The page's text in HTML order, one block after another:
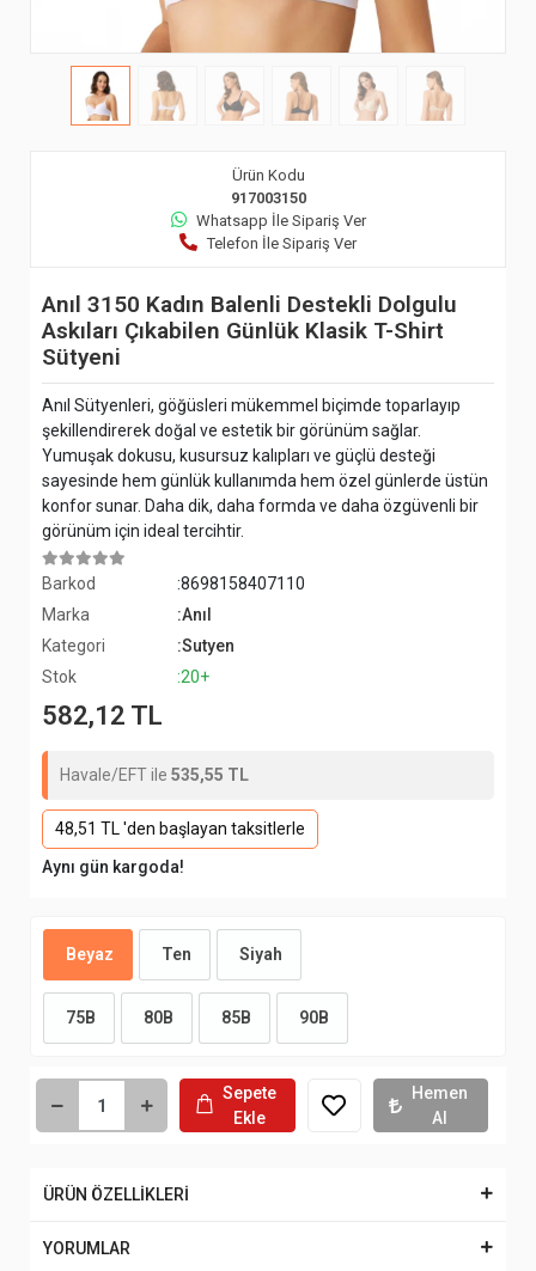
Ürün Kodu
917003150
Whatsapp İle Sipariş Ver
Telefon İle Sipariş Ver
Anıl 3150 Kadın Balenli Destekli Dolgulu
Askıları Çıkabilen Günlük Klasik T-Shirt
Sütyeni
Anıl Sütyenleri, göğüsleri mükemmel biçimde toparlayıp
şekillendirerek doğal ve estetik bir görünüm sağlar.
Yumuşak dokusu, kusursuz kalıpları ve güçlü desteği
sayesinde hem günlük kullanımda hem özel günlerde üstün
konfor sunar. Daha dik, daha formda ve daha özgüvenli bir
görünüm için ideal tercihtir.
Barkod
:8698158407110
Marka
:Anıl
Kategori
:Sutyen
Stok
:20+
582,12 TL
Havale/EFT ile 535,55 TL
48,51 TL 'den başlayan taksitlerle
Aynı gün kargoda!
Beyaz Ten Siyah
75B 80B 85B 90B
Sepete
Ekle
Hemen
Al
ÜRÜN ÖZELLİKLERİ
YORUMLAR